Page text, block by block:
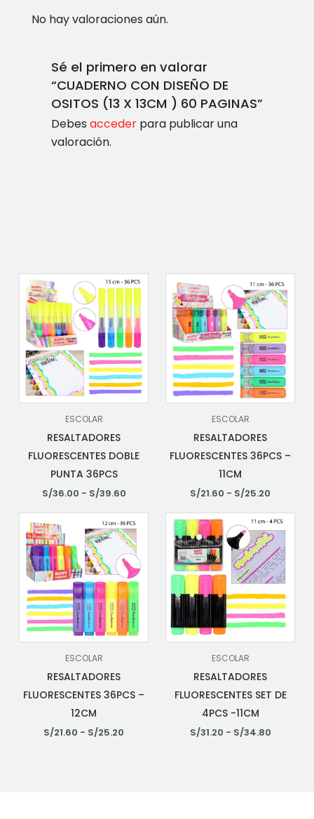
No hay valoraciones aún.
Sé el primero en valorar
“CUADERNO CON DISEÑO DE
OSITOS (13 X 13CM ) 60 PAGINAS”
Debes accederpara publicar una
valoración.
ESCOLAR
RESALTADORES
FLUORESCENTES DOBLE
PUNTA 36PCS
S/36.00 - S/39.60
ESCOLAR
RESALTADORES
FLUORESCENTES 36PCS –
11CM
S/21.60 - S/25.20
ESCOLAR
RESALTADORES
FLUORESCENTES 36PCS –
12CM
S/21.60 - S/25.20
ESCOLAR
RESALTADORES
FLUORESCENTES SET DE
4PCS -11CM
S/31.20 - S/34.80